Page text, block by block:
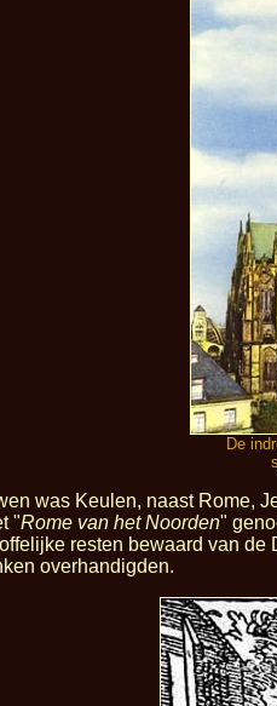
De
was Keulen, naast Rome,
"Rome van het Noorden"
resten bewaard van
overhandigden.